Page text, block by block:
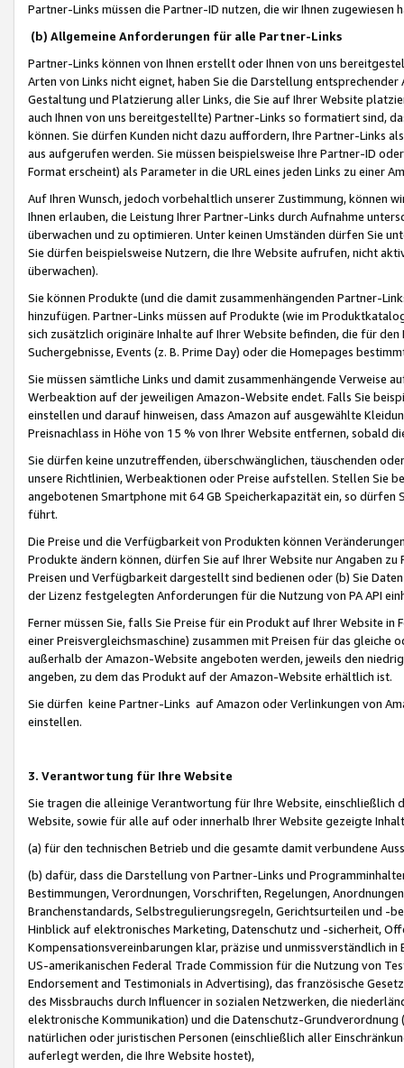
Partner-Links müssen die Partner-ID nutzen, die wir Ihnen zugewiesen
(b) Allgemeine Anforderungen für alle Partner-Links
Partner-Links können von Ihnen erstellt oder Ihnen von uns
Arten von Links nicht eignet, haben Sie die Darstellung
Gestaltung und Platzierung aller Links, die Sie auf Ihrer Website
auch Ihnen von uns bereitgestellte) Partner-Links so formatiert sind,
können. Sie dürfen Kunden nicht dazu auffordern, Ihre Partner-Links
aus aufgerufen werden. Sie müssen beispielsweise Ihre Partner-ID
Format erscheint) als Parameter in die URL eines jeden Links zu einer
Auf Ihren Wunsch, jedoch vorbehaltlich unserer Zustimmung, können
Ihnen erlauben, die Leistung Ihrer Partner-Links durch Aufnahme
überwachen und zu optimieren. Unter keinen Umständen dürfen Sie
Sie dürfen beispielsweise Nutzern, die Ihre Website aufrufen, nicht
überwachen).
Sie können Produkte (und die damit zusammenhängenden Partner-
hinzufügen. Partner-Links müssen auf Produkte (wie im
sich zusätzlich originäre Inhalte auf Ihrer Website befinden, die für
Suchergebnisse, Events (z. B. Prime Day) oder die Homepages
Sie müssen sämtliche Links und damit zusammenhängende
Werbeaktion auf der jeweiligen Amazon-Website endet. Falls Sie
einstellen und darauf hinweisen, dass Amazon auf ausgewählte
Preisnachlass in Höhe von 15 % von Ihrer Website entfernen, sobald
Sie dürfen keine unzutreffenden, überschwänglichen, täuschenden
unsere Richtlinien, Werbeaktionen oder Preise aufstellen. Stellen Sie
angebotenen Smartphone mit 64 GB Speicherkapazität ein, so dürfen
führt.
Die Preise und die Verfügbarkeit von Produkten können
Produkte ändern können, dürfen Sie auf Ihrer Website nur Angaben
Preisen und Verfügbarkeit dargestellt sind bedienen oder (b) Sie
der Lizenz festgelegten Anforderungen für die Nutzung von PA API
Ferner müssen Sie, falls Sie Preise für ein Produkt auf Ihrer Website
einer Preisvergleichsmaschine) zusammen mit Preisen für das
außerhalb der Amazon-Website angeboten werden, jeweils den
angeben, zu dem das Produkt auf der Amazon-Website erhältlich ist.
Sie dürfen keine Partner-Links auf Amazon oder Verlinkungen von
einstellen.
3. Verantwortung für Ihre Website
Sie tragen die alleinige Verantwortung für Ihre Website,
Website, sowie für alle auf oder innerhalb Ihrer Website gezeigte
(a) für den technischen Betrieb und die gesamte damit verbundene
(b) dafür, dass die Darstellung von Partner-Links und
Bestimmungen, Verordnungen, Vorschriften, Regelungen,
Branchenstandards, Selbstregulierungsregeln, Gerichtsurteilen und -
Hinblick auf elektronisches Marketing, Datenschutz und -sicherheit,
Kompensationsvereinbarungen klar, präzise und unmissverständlich
US-amerikanischen Federal Trade Commission für die Nutzung von
Endorsement and Testimonials in Advertising), das französische
des Missbrauchs durch Influencer in sozialen Netzwerken, die
elektronische Kommunikation) und die Datenschutz-
natürlichen oder juristischen Personen (einschließlich aller
auferlegt werden, die Ihre Website hostet),